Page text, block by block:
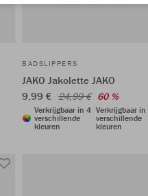
BADSLIPPERS
JAKO Jakolette JAKO
9,99 € 24,99 € 60 %
Verkrijgbaar in 4
verschillende
kleuren
Verkrijgbaar in
verschillende
kleuren